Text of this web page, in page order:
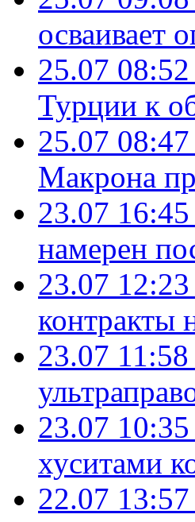
осваивает
25.07 08:52
Турции к
25.07 08:47
Макрона
23.07 16:45
намерен
23.07 12:23
контракты
23.07 11:58
23.07 10:35
хуситами
22.07 13:57